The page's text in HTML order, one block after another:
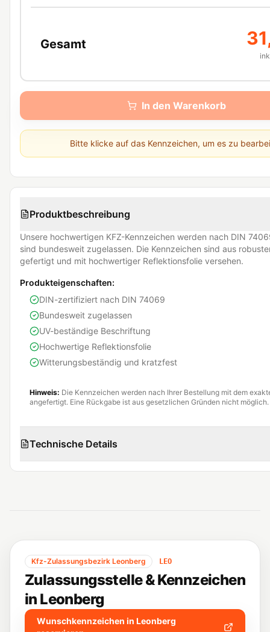
Gesamt
In den Warenkorb
Bitte klicke auf das Kennzeichen, um es zu
Produktbeschreibung
Unsere hochwertigen KFZ-Kennzeichen werden nach DIN
sind bundesweit zugelassen. Die Kennzeichen sind aus
gefertigt und mit hochwertiger Reflektionsfolie versehen.
Produkteigenschaften:
DIN-zertifiziert nach DIN 74069
Bundesweit zugelassen
UV-beständige Beschriftung
Hochwertige Reflektionsfolie
Witterungsbeständig und kratzfest
Hinweis: Die Kennzeichen werden nach Ihrer Bestellung mit dem
angefertigt. Eine Rückgabe ist aus gesetzlichen Gründen nicht möglich.
Technische Details
Kfz-Zulassungsbezirk Leonberg LEO
Zulassungsstelle & Kennzeichen
in Leonberg
Wunschkennzeichen in Leonberg